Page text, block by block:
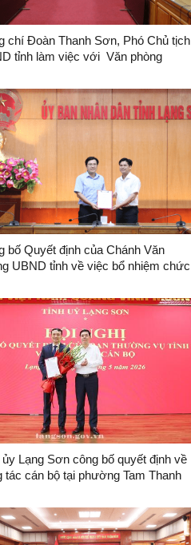
chí Đoàn Thanh Sơn, Phó Chủ tịch
tỉnh làm việc với Văn phòng
bố Quyết định của Chánh Văn
UBND tỉnh về việc bổ nhiệm chức
ủy Lạng Sơn công bố quyết định về
tác cán bộ tại phường Tam Thanh